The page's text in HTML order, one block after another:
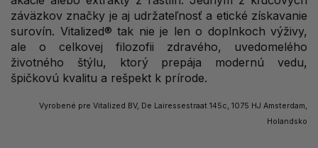
záväzkov značky je aj udržateľnosť a etické získavanie
surovín. Vitalized® tak nie je len o doplnkoch výživy,
ale o celkovej filozofii zdravého, uvedomelého
životného štýlu, ktorý prepája modernú vedu,
špičkovú kvalitu a rešpekt k prírode.
Vyrobené pre Vitalized BV, De Lairessestraat 145c, 1075 HJ Amsterdam,
Holandsko